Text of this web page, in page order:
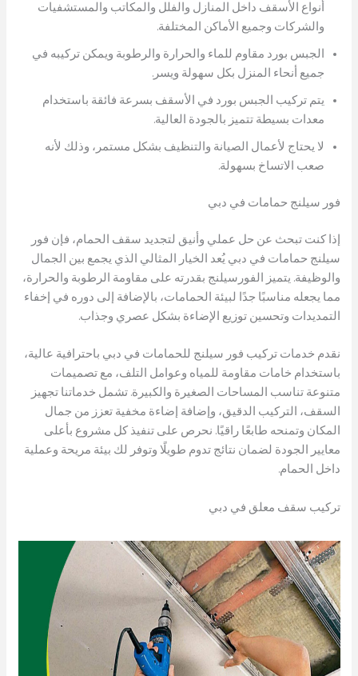
أنواع الأسقف داخل المنازل والفلل والمكاتب والمستشفيات
والشركات وجميع الأماكن المختلفة.
الجبس بورد مقاوم للماء والحرارة والرطوبة ويمكن تركيبه في
جميع أنحاء المنزل بكل سهولة ويسر.
يتم تركيب الجبس بورد في الأسقف بسرعة فائقة باستخدام
معدات بسيطة تتميز بالجودة العالية.
لا يحتاج لأعمال الصيانة والتنظيف بشكل مستمر، وذلك لأنه
صعب الاتساخ بسهولة.
فور سيلنج حمامات في دبي
إذا كنت تبحث عن حل عملي وأنيق لتجديد سقف الحمام، فإن فور
سيلنج حمامات في دبي يُعد الخيار المثالي الذي يجمع بين الجمال
والوظيفة. يتميز الفورسيلنج بقدرته على مقاومة الرطوبة والحرارة،
مما يجعله مناسبًا جدًا لبيئة الحمامات، بالإضافة إلى دوره في إخفاء
التمديدات وتحسين توزيع الإضاءة بشكل عصري وجذاب.
نقدم خدمات تركيب فور سيلنج للحمامات في دبي باحترافية عالية،
باستخدام خامات مقاومة للمياه وعوامل التلف، مع تصميمات
متنوعة تناسب المساحات الصغيرة والكبيرة. تشمل خدماتنا تجهيز
السقف، التركيب الدقيق، وإضافة إضاءة مخفية تعزز من جمال
المكان وتمنحه طابعًا راقيًا. نحرص على تنفيذ كل مشروع بأعلى
معايير الجودة لضمان نتائج تدوم طويلًا وتوفر لك بيئة مريحة وعملية
داخل الحمام.
تركيب سقف معلق في دبي